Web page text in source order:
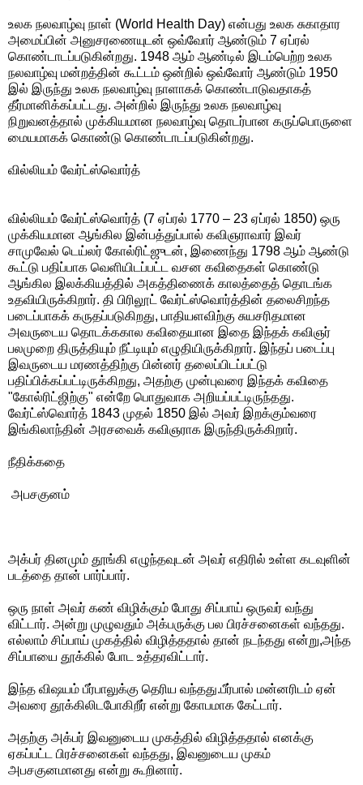
உலக நலவாழ்வு நாள் (World Health Day) என்பது உலக சுகாதார
அமைப்பின் அனுசரணையுடன் ஒவ்வோர் ஆண்டும் 7 ஏப்ரல்
கொண்டாடப்படுகின்றது. 1948 ஆம் ஆண்டில் இடம்பெற்ற உலக
நலவாழ்வு மன்றத்தின் கூட்டம் ஒன்றில் ஒவ்வோர் ஆண்டும் 1950
இல் இருந்து உலக நலவாழ்வு நாளாகக் கொண்டாடுவதாகத்
தீர்மானிக்கப்பட்டது. அன்றில் இருந்து உலக நலவாழ்வு
நிறுவனத்தால் முக்கியமான நலவாழ்வு தொடர்பான கருப்பொருளை
மையமாகக் கொண்டு கொண்டாடப்படுகின்றது.
வில்லியம் வேர்ட்ஸ்வொர்த்
வில்லியம் வேர்ட்ஸ்வொர்த் (7 ஏப்ரல் 1770 – 23 ஏப்ரல் 1850) ஒரு
முக்கியமான ஆங்கில இன்பத்துப்பால் கவிஞராவார் இவர்
சாமுவேல் டெய்லர் கோல்ரிட்ஜுடன், இணைந்து 1798 ஆம் ஆண்டு
கூட்டு பதிப்பாக வெளியிடப்பட்ட வசன கவிதைகள் கொண்டு
ஆங்கில இலக்கியத்தில் அகத்திணைக் காலத்தைத் தொடங்க
உதவியிருக்கிறார். தி பிரிலூட் வேர்ட்ஸ்வொர்த்தின் தலைசிறந்த
படைப்பாகக் கருதப்படுகிறது, பாதியளவிற்கு சுயசரிதமான
அவருடைய தொடக்ககால கவிதையான இதை இந்தக் கவிஞர்
பலமுறை திருத்தியும் நீட்டியும் எழுதியிருக்கிறார். இந்தப் படைப்பு
இவருடைய மரணத்திற்கு பின்னர் தலைப்பிடப்பட்டு
பதிப்பிக்கப்பட்டிருக்கிறது, அதற்கு முன்புவரை இந்தக் கவிதை
"கோல்ரிட்ஜிற்கு" என்றே பொதுவாக அறியப்பட்டிருந்தது.
வேர்ட்ஸ்வொர்த் 1843 முதல் 1850 இல் அவர் இறக்கும்வரை
இங்கிலாந்தின் அரசவைக் கவிஞராக இருந்திருக்கிறார்.
நீதிக்கதை
அபசகுனம்
அக்பர் தினமும் தூங்கி எழுந்தவுடன் அவர் எதிரில் உள்ள கடவுளின்
படத்தை தான் பார்ப்பார்.
ஒரு நாள் அவர் கண் விழிக்கும் போது சிப்பாய் ஒருவர் வந்து
விட்டார். அன்று முழுவதும் அக்பருக்கு பல‌ பிரச்சனைகள் வந்தது.
எல்லாம் சிப்பாய் முகத்தில் விழித்ததால் தான் நடந்தது என்று,அந்த‌
சிப்பாயை தூக்கில் போட‌ உத்தரவிட்டார்.
இந்த‌ விஷயம் பீர்பாலுக்கு தெரிய‌ வந்தது.பீர்பால் மன்னரிடம் ஏன்
அவரை தூக்கிலிடபோகிறீர் என்று கோபமாக கேட்டார்.
அதற்கு அக்பர் இவனுடைய‌ முகத்தில் விழித்ததால் எனக்கு
ஏகப்பட்ட‌ பிரச்சனைகள் வந்தது, இவனுடைய‌ முகம்
அபசகுனமானது என்று கூறினார்.